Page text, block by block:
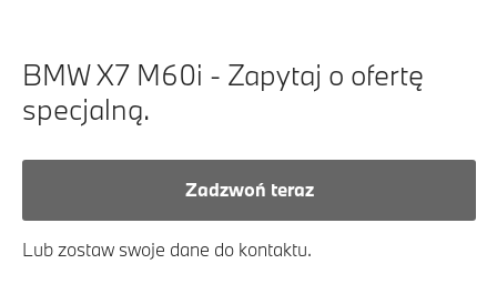
BMW X7 M60i - Zapytaj o ofertę
specjalną.
Zadzwoń teraz
Lub zostaw swoje dane do kontaktu.